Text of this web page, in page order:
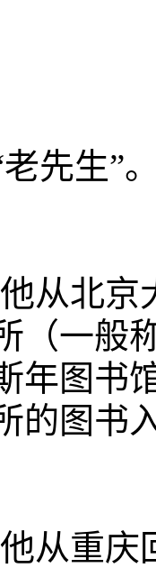
先生”
从北
（一般
年图书
的图书
从重